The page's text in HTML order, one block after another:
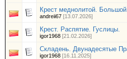
Крест меднолитой.
andreii67 [13.07.2026]
Крест. Распятие. Гуслицы.
igor1968 [21.02.2026]
Складень. Двунадесятые
igor1968 [16.11.2025]